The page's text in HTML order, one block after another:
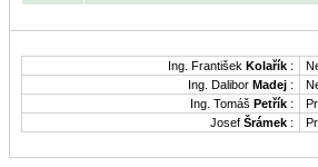
Ing. František Kolařík :
Ing. Dalibor Madej :
Ing. Tomáš Petřík :
Josef Šrámek :